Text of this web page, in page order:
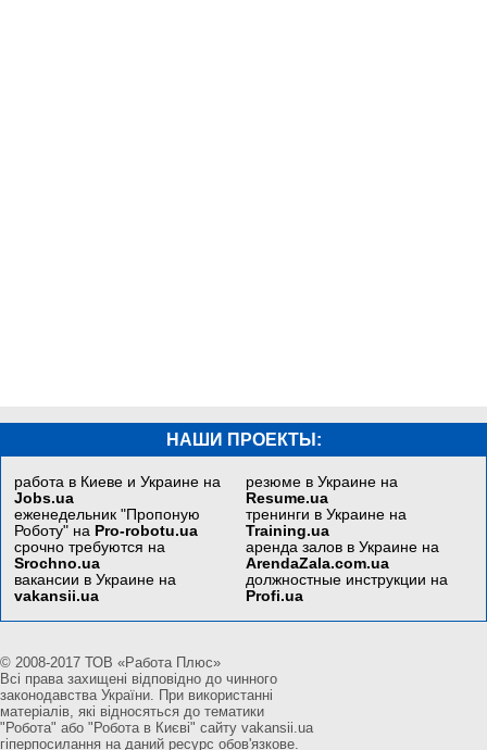
НАШИ ПРОЕКТЫ:
работа в Киеве и Украине на
Jobs.ua
еженедельник "Пропоную
Роботу" на Pro-robotu.ua
срочно требуются на
Srochno.ua
вакансии в Украине на
vakansii.ua
резюме в Украине на
Resume.ua
тренинги в Украине на
Training.ua
аренда залов в Украине на
ArendaZala.com.ua
должностные инструкции на
Profi.ua
© 2008-2017 ТОВ «Работа Плюс»
Всі права захищені відповідно до чинного
законодавства України. При використанні
матеріалів, які відносяться до тематики
"Робота" або "Робота в Києві" сайту vakansii.ua
гіперпосилання на даний ресурс обов'язкове.